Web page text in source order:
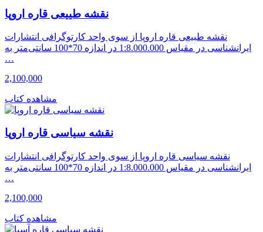
نقشه طییعی قاره اروپا
نقشه طبیعی قاره اروپا از سوی واحد کارتوگرافی انتشارات
ایرانشناسی در مقیاس 1:8.000.000 در اندازه 70*100 سانتی‌متر به
…
2,100,000
مشاهده کتاب
نقشه سیاسی قاره اروپا
نقشه سیاسی قاره اروپا از سوی واحد کارتوگرافی انتشارات
ایرانشناسی در مقیاس 1:8.000.000 در اندازه 70*100 سانتی‌متر به
…
2,100,000
مشاهده کتاب